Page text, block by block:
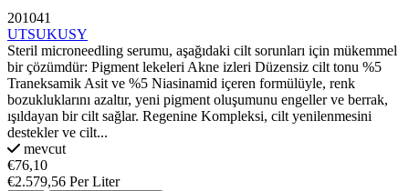
201041
UTSUKUSY
Steril microneedling serumu, aşağıdaki cilt sorunları için mükemmel
bir çözümdür: Pigment lekeleri Akne izleri Düzensiz cilt tonu %5
Traneksamik Asit ve %5 Niasinamid içeren formülüyle, renk
bozukluklarını azaltır, yeni pigment oluşumunu engeller ve berrak,
ışıldayan bir cilt sağlar. Regenine Kompleksi, cilt yenilenmesini
destekler ve cilt...
mevcut
€76,10
€2.579,56 Per Liter